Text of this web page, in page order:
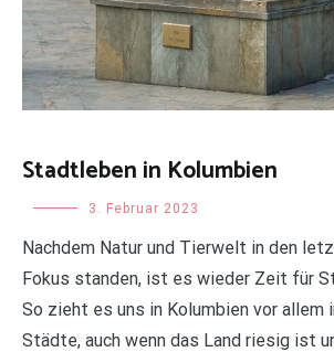
Stadtleben in Kolumbien
Uncategorized3. Februar 2023
Nachdem Natur und Tierwelt in den
Fokus standen, ist es wieder Zeit für
So zieht es uns in Kolumbien vor allem
Städte, auch wenn das Land riesig ist